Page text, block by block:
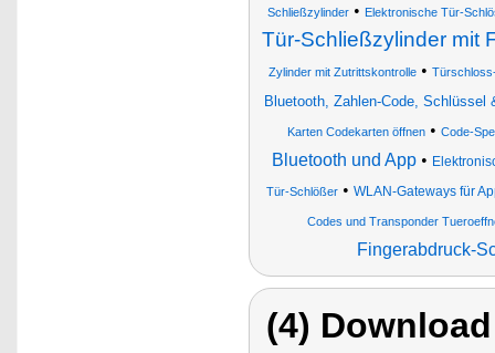
Schließzylinder • Elektronische Tür-
Tür-Schließzylinder mit
Zylinder mit Zutrittskontrolle •
Bluetooth, Zahlen-Code, Schlüssel
Karten Codekarten öffnen • Code-
Bluetooth und App•
Tür-Schlößer • WLAN-Gateways für
Codes und Transponder
Fingerabdruck-
(4)